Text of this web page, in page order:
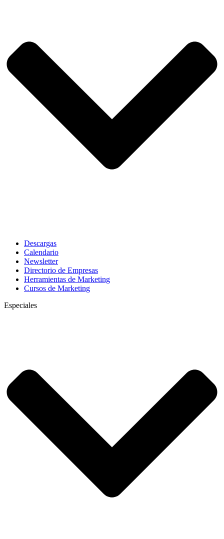
Descargas
Calendario
Newsletter
Directorio de Empresas
Herramientas de Marketing
Cursos de Marketing
Especiales